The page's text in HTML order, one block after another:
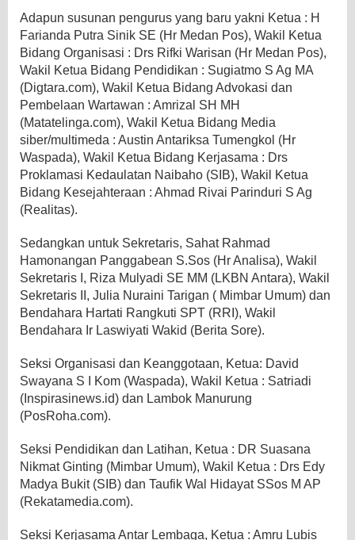
Adapun susunan pengurus yang baru yakni Ketua : H
Farianda Putra Sinik SE (Hr Medan Pos), Wakil Ketua
Bidang Organisasi : Drs Rifki Warisan (Hr Medan Pos),
Wakil Ketua Bidang Pendidikan : Sugiatmo S Ag MA
(Digtara.com), Wakil Ketua Bidang Advokasi dan
Pembelaan Wartawan : Amrizal SH MH
(Matatelinga.com), Wakil Ketua Bidang Media
siber/multimeda : Austin Antariksa Tumengkol (Hr
Waspada), Wakil Ketua Bidang Kerjasama : Drs
Proklamasi Kedaulatan Naibaho (SIB), Wakil Ketua
Bidang Kesejahteraan : Ahmad Rivai Parinduri S Ag
(Realitas).
Sedangkan untuk Sekretaris, Sahat Rahmad
Hamonangan Panggabean S.Sos (Hr Analisa), Wakil
Sekretaris I, Riza Mulyadi SE MM (LKBN Antara), Wakil
Sekretaris II, Julia Nuraini Tarigan ( Mimbar Umum) dan
Bendahara Hartati Rangkuti SPT (RRI), Wakil
Bendahara Ir Laswiyati Wakid (Berita Sore).
Seksi Organisasi dan Keanggotaan, Ketua: David
Swayana S I Kom (Waspada), Wakil Ketua : Satriadi
(Inspirasinews.id) dan Lambok Manurung
(PosRoha.com).
Seksi Pendidikan dan Latihan, Ketua : DR Suasana
Nikmat Ginting (Mimbar Umum), Wakil Ketua : Drs Edy
Madya Bukit (SIB) dan Taufik Wal Hidayat SSos M AP
(Rekatamedia.com).
Seksi Kerjasama Antar Lembaga, Ketua : Amru Lubis